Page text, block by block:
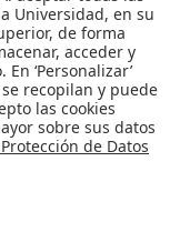
e rigorosa de
nos
revisa datas,
e obra de
de novas